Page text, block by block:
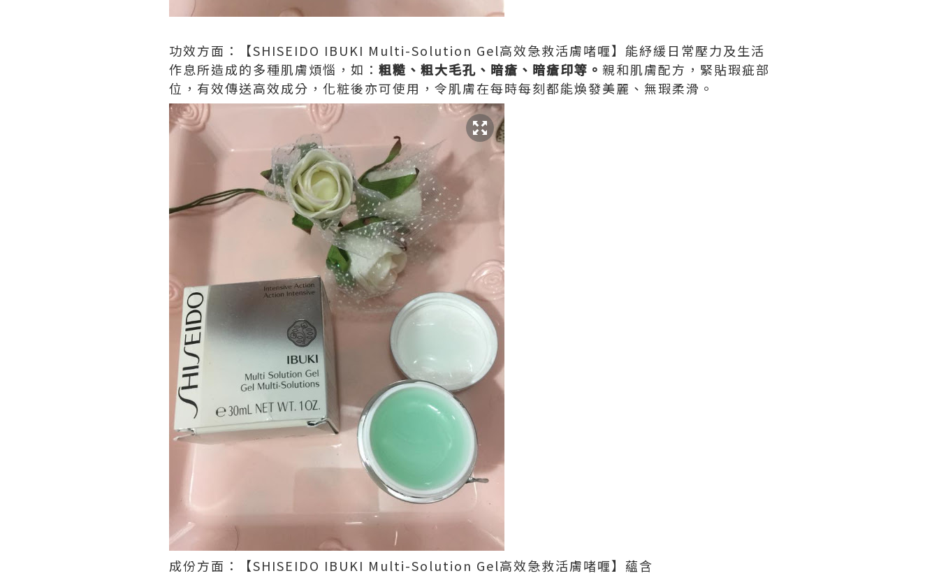
功效方面：【SHISEIDO IBUKI Multi-Solution Gel高效急救活膚啫喱】能紓緩日常壓力及生活
作息所造成的多種肌膚煩惱，如： 粗糙、粗大毛孔、暗瘡、暗瘡印等。 親和肌膚配方，緊貼瑕疵部
位，有效傳送高效成分，化粧後亦可使用，令肌膚在每時每刻都能煥發美麗、無瑕柔滑。
成份方面：【SHISEIDO IBUKI Multi-Solution Gel高效急救活膚啫喱】蘊含